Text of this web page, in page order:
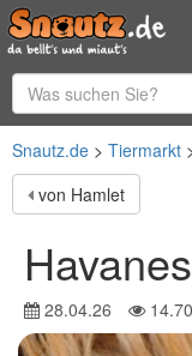
Snautz.de Tiermarkt
von Hamlet
28.04.26